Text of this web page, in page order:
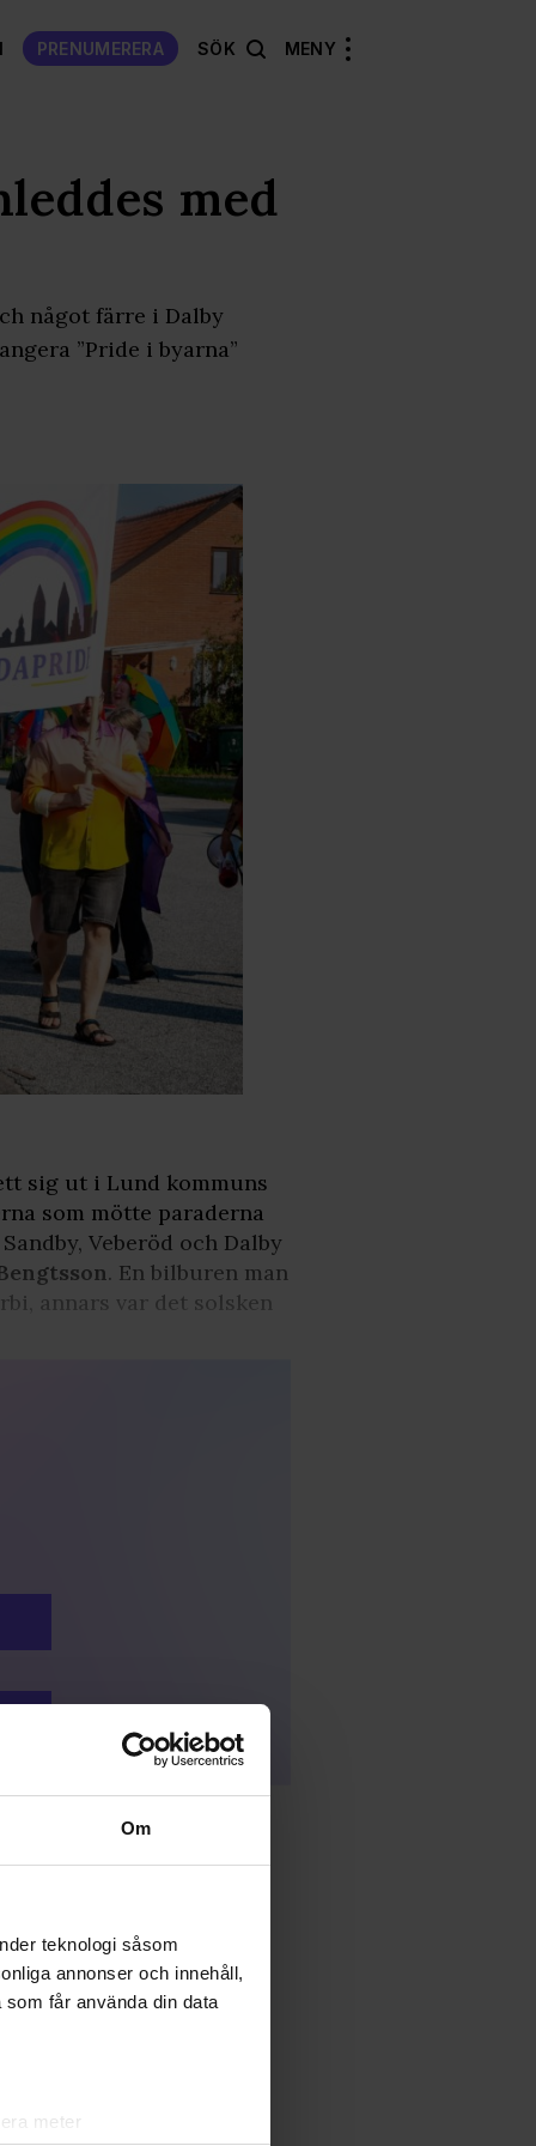
Om
teknologi såsom
annonser och innehåll,
får använda din data
meter
PRENUMERERA SÖK MENY
med
något färre i Dalby
”Pride i byarna”
sig ut i Lund kommuns
som mötte paraderna
Veberöd och Dalby
. En bilburen man
annars var det solsken